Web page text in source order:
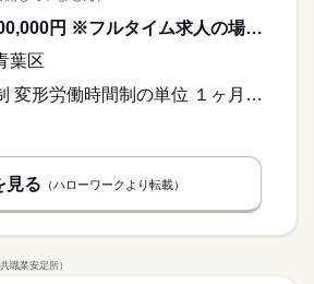
280,000円〜300,000円 ※フルタイム求人の場合は月額（換算額）、パート求人の場合は時間額を表示しています。
葉区
変形労働時間制 変形労働時間制の単位 １ヶ月単位 就業時間１ 8時30分〜17時30分
見る （ハローワークより転載）
職業安定所）